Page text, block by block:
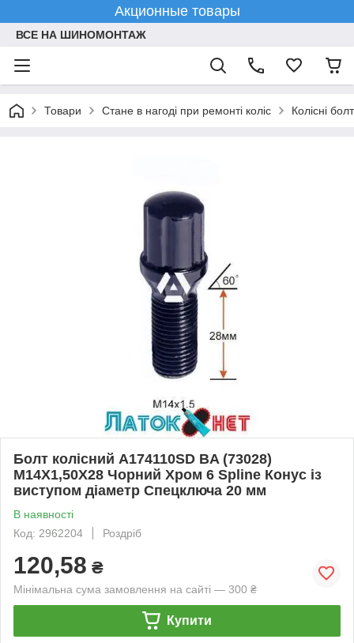
Акционные товары
ВСЕ НА ШИНОМОНТАЖ
Товари Стане в нагоді при ремонті коліс Колісні
Болт колісний A174110SD BA (73028)
M14X1,50X28 Чорний Хром 6 Spline Конус із
виступом діаметр Cпецключа 20 мм
В наявності
Код: 2962204
Роздріб
120,58 ₴
Мінімальна сума замовлення на сайті — 300 ₴
Купити